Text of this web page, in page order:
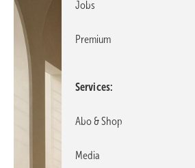
Jobs
Premium
Services
Abo & Shop
Media